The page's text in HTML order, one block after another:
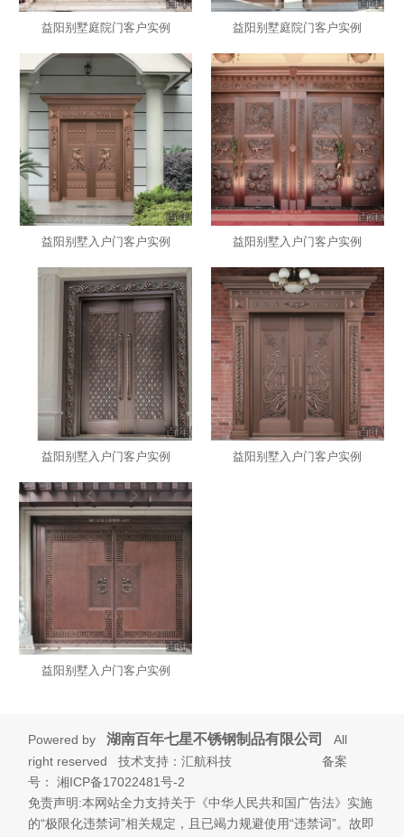
益阳别墅庭院门客户实例 益阳别墅庭院门客户实例
益阳别墅入户门客户实例 益阳别墅入户门客户实例
益阳别墅入户门客户实例 益阳别墅入户门客户实例
益阳别墅入户门客户实例
Powered by湖南百年七星不锈钢制品有限公司
All
right reserved 技术支持：汇航科技 备案
号：湘ICP备17022481号-2
免责声明:本网站全力支持关于《中华人民共和国广告法》实施
的“极限化违禁词”相关规定，且已竭力规避使用“违禁词”。故即